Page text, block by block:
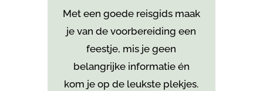
Met een goede reisgids maak
je van de voorbereiding een
feestje, mis je geen
belangrijke informatie én
kom jeop de leukste plekjes.